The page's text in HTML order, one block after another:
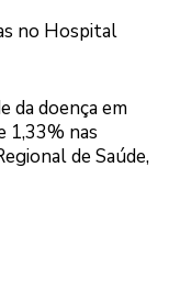
no Hospital
da doença em
1,33% nas
de Saúde,